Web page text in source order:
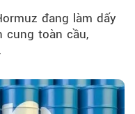
đang làm dấy
cung toàn cầu,